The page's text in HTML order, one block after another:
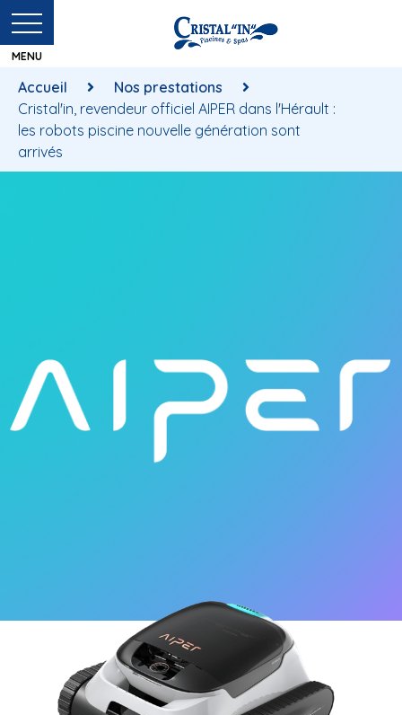
Accueil
Nos prestations
Cristal'in, revendeur officiel AIPER dans l'Hérault :
les robots piscine nouvelle génération sont
arrivés